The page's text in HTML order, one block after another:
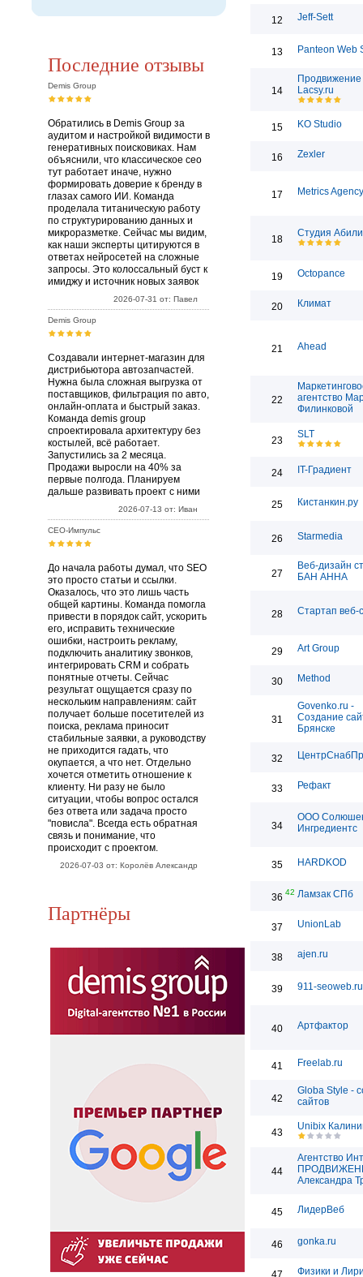
Последние отзывы
Demis Group
Обратились в Demis Group за
аудитом и настройкой видимости в
генеративных поисковиках. Нам
объяснили, что классическое сео
тут работает иначе, нужно
формировать доверие к бренду в
глазах самого ИИ. Команда
проделала титаническую работу
по структурированию данных и
микроразметке. Сейчас мы видим,
как наши эксперты цитируются в
ответах нейросетей на сложные
запросы. Это колоссальный буст к
имиджу и источник новых заявок
2026-07-31 от: Павел
Demis Group
Создавали интернет-магазин для
дистрибьютора автозапчастей.
Нужна была сложная выгрузка от
поставщиков, фильтрация по авто,
онлайн-оплата и быстрый заказ.
Команда demis group
спроектировала архитектуру без
костылей, всё работает.
Запустились за 2 месяца.
Продажи выросли на 40% за
первые полгода. Планируем
дальше развивать проект с ними
2026-07-13 от: Иван
СЕО-Импульс
До начала работы думал, что SEO
это просто статьи и ссылки.
Оказалось, что это лишь часть
общей картины. Команда помогла
привести в порядок сайт, ускорить
его, исправить технические
ошибки, настроить рекламу,
подключить аналитику звонков,
интегрировать CRM и собрать
понятные отчеты. Сейчас
результат ощущается сразу по
нескольким направлениям: сайт
получает больше посетителей из
поиска, реклама приносит
стабильные заявки, а руководству
не приходится гадать, что
окупается, а что нет. Отдельно
хочется отметить отношение к
клиенту. Ни разу не было
ситуации, чтобы вопрос остался
без ответа или задача просто
"повисла". Всегда есть обратная
связь и понимание, что
происходит с проектом.
2026-07-03 от: Королёв Александр
Партнёры
12 Jeff-Sett
13 Panteon Web
14
Продвижение
Lacsy.ru
15 KO Studio
16 Zexler
17 Metrics Agency
18
Студия
19 Octopance
20 Климат
21 Ahead
22
агентство
Филинковой
23
SLT
24 IT-Градиент
25 Кистанкин.ру
26 Starmedia
27
Веб-дизайн
БАН АННА
28 Стартап веб-
29 Art Group
30 Method
31
Govenko.ru -
Создание
Брянске
32
33 Рефакт
34
ООО
Ингредиентс
35 HARDKOD
36 42 Ламзак СПб
37 UnionLab
38 ajen.ru
39 911-seoweb.ru
40 Артфактор
41 Freelab.ru
42
Globa Style -
сайтов
43
Unibix
44
Агентство
Александра
45 ЛидерВеб
46 gonka.ru
Физики и